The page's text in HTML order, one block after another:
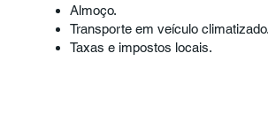
Almoço.
Transporte em veículo climatizado.
Taxas e impostos locais.